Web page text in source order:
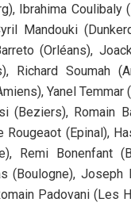
Ibrahima Coulibaly
Mandouki
(Orléans),
Richard Soumah
Yanel Temmar
Romain
(Epinal),
Remi Bonenfant
(Boulogne), Joseph
Padovani (Les